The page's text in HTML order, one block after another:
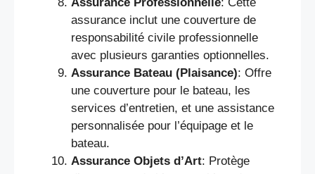
assurance inclut une couverture de
responsabilité civile professionnelle
avec plusieurs garanties optionnelles.
Assurance Bateau (Plaisance): Offre
une couverture pour le bateau, les
services d’entretien, et une assistance
personnalisée pour l’équipage et le
bateau.
Assurance Objets d’Art: Protège